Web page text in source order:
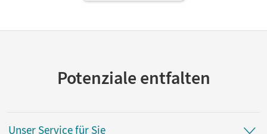
Potenziale entfalten
Unser Service für Sie